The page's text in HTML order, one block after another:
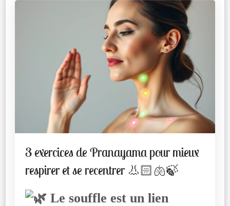
3 exercices de Pranayama pour mieux
respirer et se recentrer 👃🏻🫁🍃
Le souffle est un lien